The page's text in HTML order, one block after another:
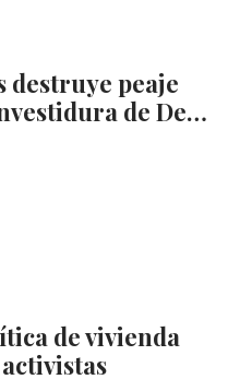
destruye peaje
de De…
de vivienda